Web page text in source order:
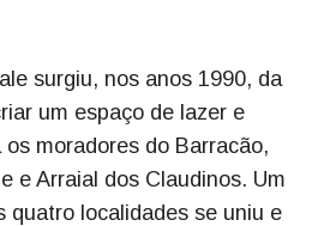
surgiu, nos anos 1990, da
um espaço de lazer e
moradores do Barracão,
e Arraial dos Claudinos. Um
quatro localidades se uniu e